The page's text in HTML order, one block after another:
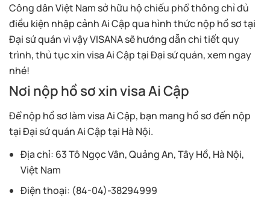
Công dân Việt Nam sở hữu hộ chiếu phổ thông chỉ đủ
điều kiện nhập cảnh Ai Cập qua hình thức nộp hồ sơ tại
Đại sứ quán vì vậy VISANA sẽ hướng dẫn chi tiết quy
trình, thủ tục xin visa Ai Cập tại Đại sứ quán, xem ngay
nhé!
Nơi nộp hồ sơ xin visa Ai Cập
Để nộp hồ sơ làm visa Ai Cập, bạn mang hồ sơ đến nộp
tại Đại sứ quán Ai Cập tại Hà Nội.
Địa chỉ: 63 Tô Ngọc Vân, Quảng An, Tây Hồ, Hà Nội,
Việt Nam
Điện thoại: (84-04)-38294999